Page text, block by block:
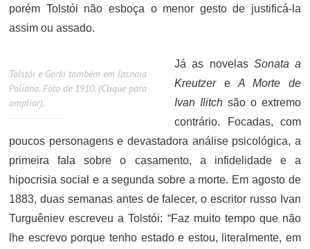
porém Tolstói não esboça o menor gesto de justificá-la
assim ou assado.
Tolstói e Gorki também em Iasnaia
Poliana. Foto de 1910. (Clique para
ampliar).
Já as novelas Sonata a
Kreutzere A Morte de
Ivan Ilitch são o extremo
contrário. Focadas, com
poucos personagens e devastadora análise psicológica, a
primeira fala sobre o casamento, a infidelidade e a
hipocrisia social e a segunda sobre a morte. Em agosto de
1883, duas semanas antes de falecer, o escritor russo Ivan
Turguêniev escreveu a Tolstói: “Faz muito tempo que não
lhe escrevo porque tenho estado e estou, literalmente, em